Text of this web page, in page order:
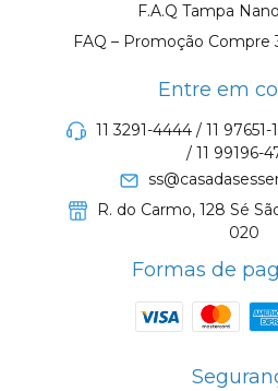
F.A.Q Tampa
FAQ – Promoção Compre
Entre em
11 3291-4444 / 11
/ 11 99196-
R. do Carmo, 128 Sé
020
Formas de